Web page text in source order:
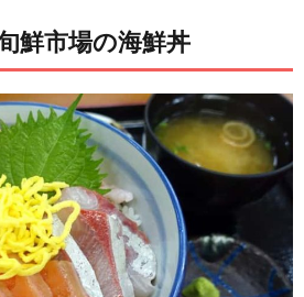
鮮市場の海鮮丼